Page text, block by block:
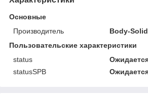
Основные
Производитель
Body-Solid
Пользовательские характеристики
status
statusSPB